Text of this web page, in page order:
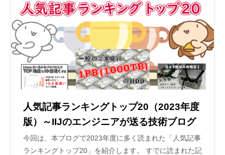
人気記事ランキングトップ20（2023年度
版）～IIJのエンジニアが送る技術ブログ
今回は、本ブログで2023年度に多く読まれた「人気記事
ランキングトップ20」を紹介します。 すでに読まれた記